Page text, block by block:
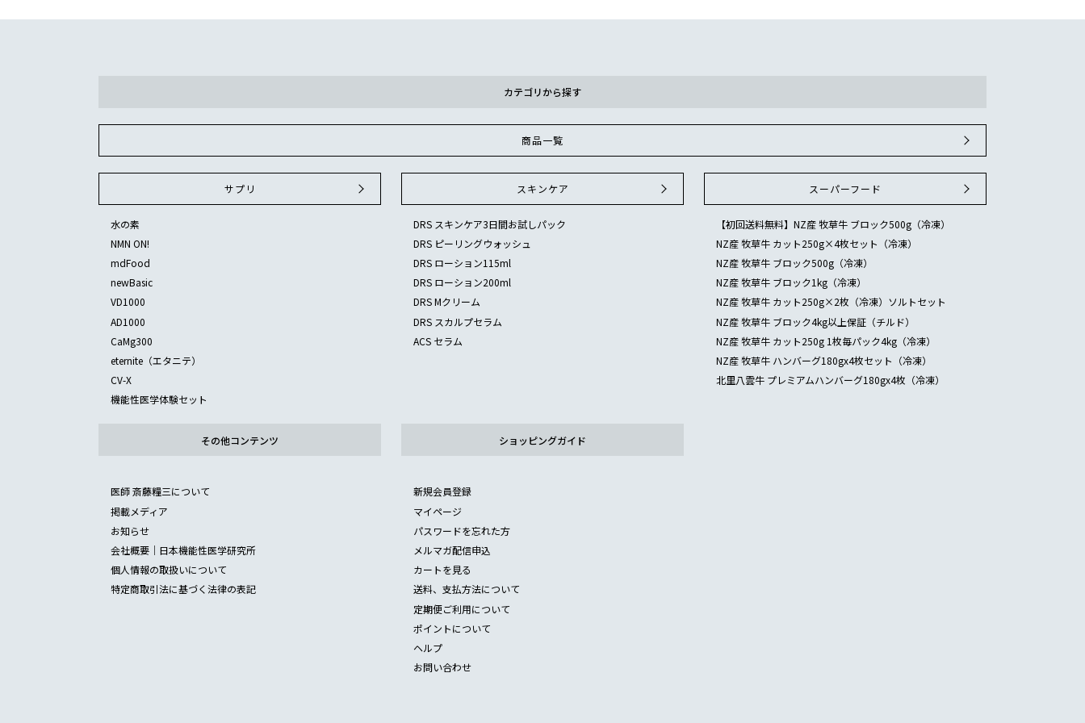
カテゴリから探す
商品一覧
サプリ
水の素
NMN ON!
mdFood
newBasic
VD1000
AD1000
CaMg300
eternite（エタニテ）
CV-X
機能性医学体験セット
スキンケア
DRS スキンケア3日間お試しパック
DRS ピーリングウォッシュ
DRS ローション115ml
DRS ローション200ml
DRS Mクリーム
DRS スカルプセラム
ACS セラム
スーパーフード
【初回送料無料】NZ産 牧草牛 ブロック500g（冷凍）
NZ産 牧草牛 カット250g×4枚セット（冷凍）
NZ産 牧草牛 ブロック500g（冷凍）
NZ産 牧草牛 ブロック1kg（冷凍）
NZ産 牧草牛 カット250g×2枚（冷凍）ソルトセット
NZ産 牧草牛 ブロック4kg以上保証（チルド）
NZ産 牧草牛 カット250g 1枚毎パック4kg（冷凍）
NZ産 牧草牛 ハンバーグ180gx4枚セット（冷凍）
北里八雲牛 プレミアムハンバーグ180gx4枚（冷凍）
その他コンテンツ
医師 斎藤糧三について
掲載メディア
お知らせ
会社概要｜日本機能性医学研究所
個人情報の取扱いについて
特定商取引法に基づく法律の表記
ショッピングガイド
新規会員登録
マイページ
パスワードを忘れた方
メルマガ配信申込
カートを見る
送料、支払方法について
定期便ご利用について
ポイントについて
ヘルプ
お問い合わせ